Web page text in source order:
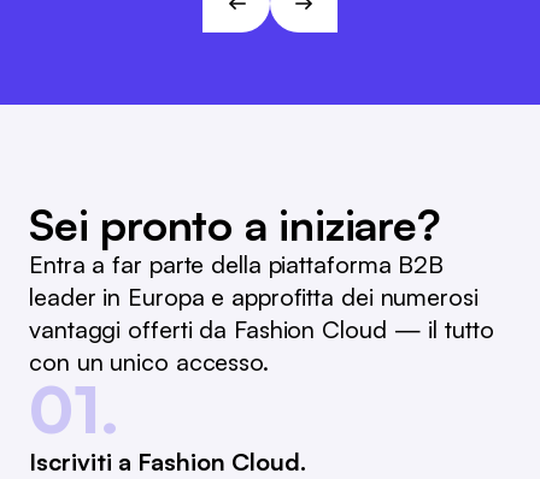
Sei pronto a iniziare?
Entra a far parte della piattaforma B2B
leader in Europa e approfitta dei numerosi
vantaggi offerti da Fashion Cloud — il tutto
con un unico accesso.
01.
Iscriviti a Fashion Cloud.